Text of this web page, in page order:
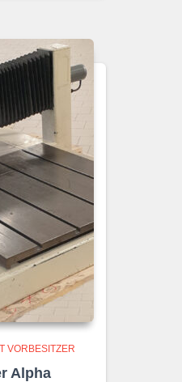
VORBESITZER
Alpha